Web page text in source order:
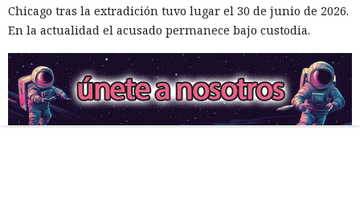
Chicago tras la extradición tuvo lugar el 30 de junio de 2026.
En la actualidad el acusado permanece bajo custodia.